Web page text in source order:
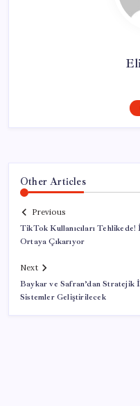
Other Articles
Previous
TikTok Kullanıcıları
Ortaya Çıkarıyor
Next
Baykar ve Safran’dan
Sistemler Geliştirilecek